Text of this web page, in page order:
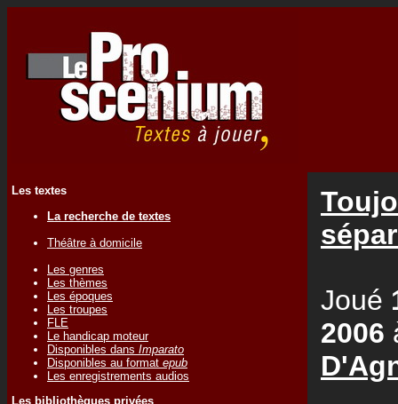
Les textes
La recherche de textes
Théâtre à domicile
Les genres
Les thèmes
Les époques
Les troupes
FLE
Le handicap moteur
Disponibles dans Imparato
Disponibles au format epub
Les enregistrements audios
Les bibliothèques privées
Joué
2006